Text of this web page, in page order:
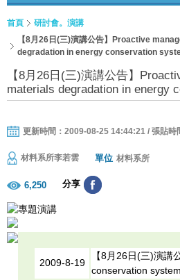
首頁
研討會。演講
【8月26日(三)演講公告】Proactive
degradation in energy conservation
【8月26日(三)演講公告】
materials degradation in energy
更新時間：2009-08-25 14:44:21 / 張貼
材料系所李若雲 單位 材料系所
6,250 分享
2009-8-19
【8月26日(三)演
conservation system